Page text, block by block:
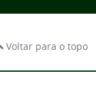
Voltar para o topo